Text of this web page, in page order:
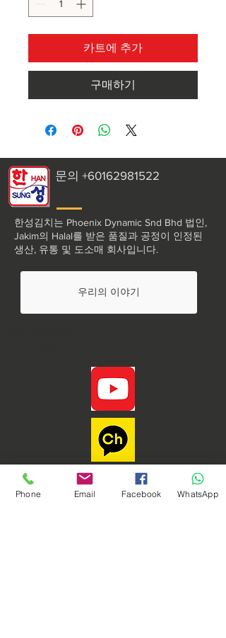
카트에 추가
구매하기
문의 +60162981522
한성김치는 Phoenix Dynamic Snd Bhd 법인,
Jakim의 Halal를 받은 품질과 공정이 인정된
생산, 유통 및 도소매 회사입니다.
우리의 이야기
Phone Email Facebook WhatsApp